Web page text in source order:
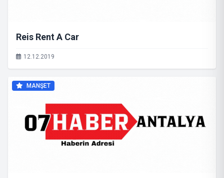
Reis Rent A Car
12.12.2019
MANŞET